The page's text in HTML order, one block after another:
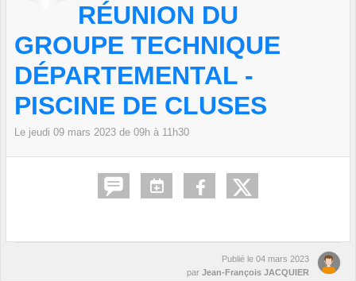
RÉUNION DU
GROUPE TECHNIQUE
DÉPARTEMENTAL -
PISCINE DE CLUSES
Le jeudi 09 mars 2023 de 09h à 11h30
Publié le 04 mars 2023
par Jean-François JACQUIER